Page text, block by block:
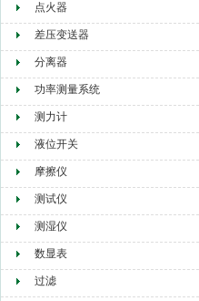
点火器
差压变送器
分离器
功率测量系统
测力计
液位开关
摩擦仪
测试仪
测湿仪
数显表
过滤